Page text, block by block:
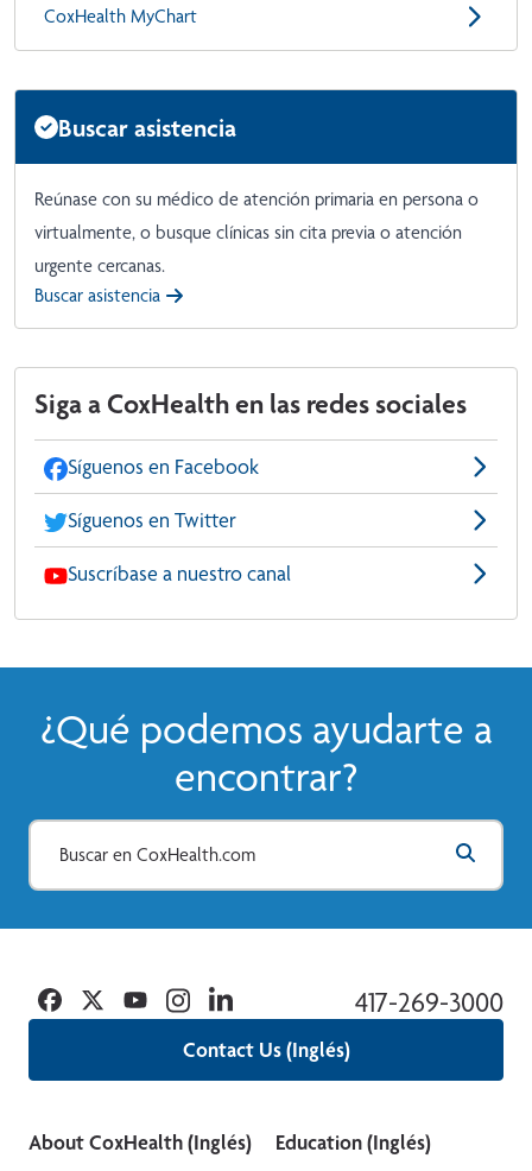
CoxHealth MyChart
Buscar asistencia
Reúnase con su médico de atención primaria en persona o
virtualmente, o busque clínicas sin cita previa o atención
urgente cercanas.
Buscar asistencia
Siga a CoxHealth en las redes sociales
Síguenos en Facebook
Síguenos en Twitter
Suscríbase a nuestro canal
¿Qué podemos ayudarte a
encontrar?
Contact Us (Inglés)
417-269-3000
Facebook
TwitterYouTubeInstagramLinkedin
About CoxHealth (Inglés)
Education (Inglés)